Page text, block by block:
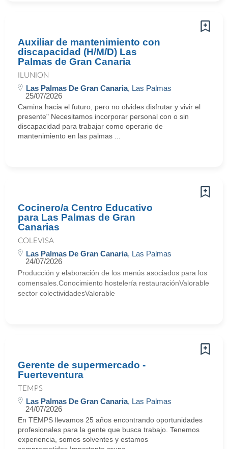
Auxiliar de mantenimiento con
discapacidad (H/M/D) Las
Palmas de Gran Canaria
ILUNION
Las Palmas De Gran Canaria, Las Palmas
25/07/2026
Camina hacia el futuro, pero no olvides disfrutar y vivir el
presente" Necesitamos incorporar personal con o sin
discapacidad para trabajar como operario de
mantenimiento en las palmas ...
Cocinero/a Centro Educativo
para Las Palmas de Gran
Canarias
COLEVISA
Las Palmas De Gran Canaria, Las Palmas
24/07/2026
Producción y elaboración de los menús asociados para los
comensales.Conocimiento hostelería restauraciónValorable
sector colectividadesValorable
Gerente de supermercado -
Fuerteventura
TEMPS
Las Palmas De Gran Canaria, Las Palmas
24/07/2026
En TEMPS llevamos 25 años encontrando oportunidades
profesionales para la gente que busca trabajo. Tenemos
experiencia, somos solventes y estamos